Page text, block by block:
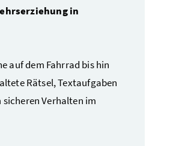
in
auf dem Fahrrad bis hin
Rätsel, Textaufgaben
Verhalten im